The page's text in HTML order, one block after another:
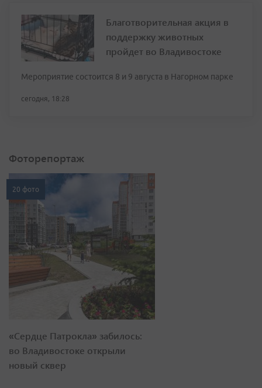
Благотворительная акция в
поддержку животных
пройдет во Владивостоке
Мероприятие состоится 8 и 9 августа в Нагорном парке
сегодня, 18:28
Фоторепортаж
20 фото
«Сердце Патрокла» забилось:
во Владивостоке открыли
новый сквер